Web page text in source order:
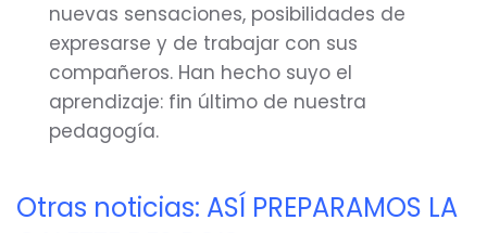
nuevas sensaciones, posibilidades de
expresarse y de trabajar con sus
compañeros. Han hecho suyo el
aprendizaje: fin último de nuestra
pedagogía.
Otras noticias: ASÍ PREPARAMOS LA